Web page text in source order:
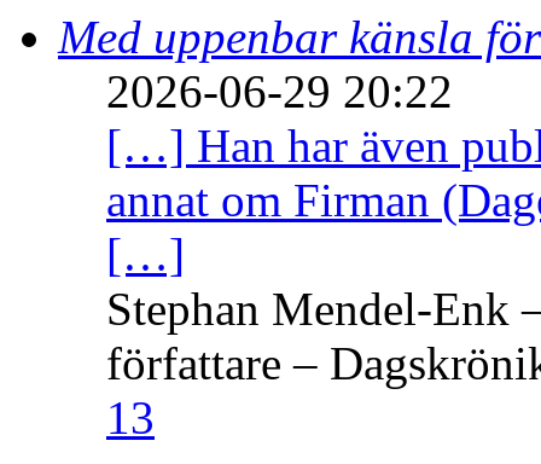
Med uppenbar känsla
2026-06-29 20:22
[…] Han har även
annat om Firman
[…]
Stephan Mendel-Enk
författare –
13